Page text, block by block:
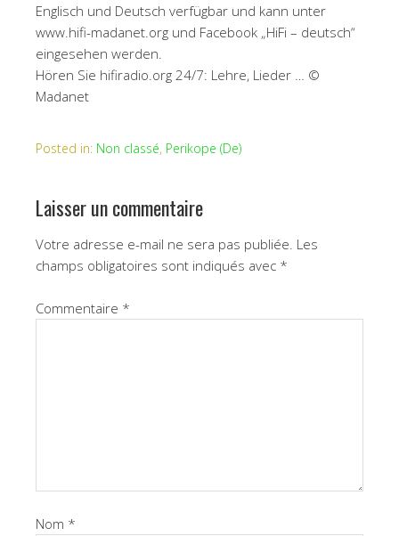
Englisch und Deutsch verfügbar und kann unter
www.hifi-madanet.org und Facebook „HiFi – deutsch“
eingesehen werden.
Hören Sie hifiradio.org 24/7: Lehre, Lieder … ©
Madanet
Posted in: Non classé, Perikope (De)
Laisser un commentaire
Votre adresse e-mail ne sera pas publiée. Les
champs obligatoires sont indiqués avec *
Commentaire *
Nom *